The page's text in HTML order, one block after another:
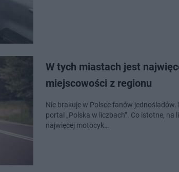
W tych miastach jest
miejscowości z regionu
Nie brakuje w Polsce fanów
portal „Polska w liczbach”. Co istotne,
najwięcej motocyk…